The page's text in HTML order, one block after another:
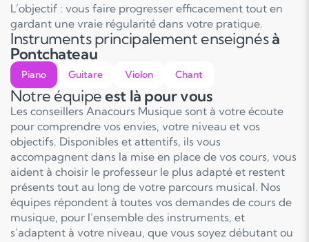
L’objectif : vous faire progresser efficacement tout en
gardant une vraie régularité dans votre pratique.
Instruments principalement enseignésà
Pontchateau
Piano Guitare Violon Chant
Notre équipeest là pour vous
Les conseillers Anacours Musique sont à votre écoute
pour comprendre vos envies, votre niveau et vos
objectifs. Disponibles et attentifs, ils vous
accompagnent dans la mise en place de vos cours, vous
aident à choisir le professeur le plus adapté et restent
présents tout au long de votre parcours musical. Nos
équipes répondent à toutes vos demandes de cours de
musique, pour l’ensemble des instruments, et
s’adaptent à votre niveau, que vous soyez débutant ou